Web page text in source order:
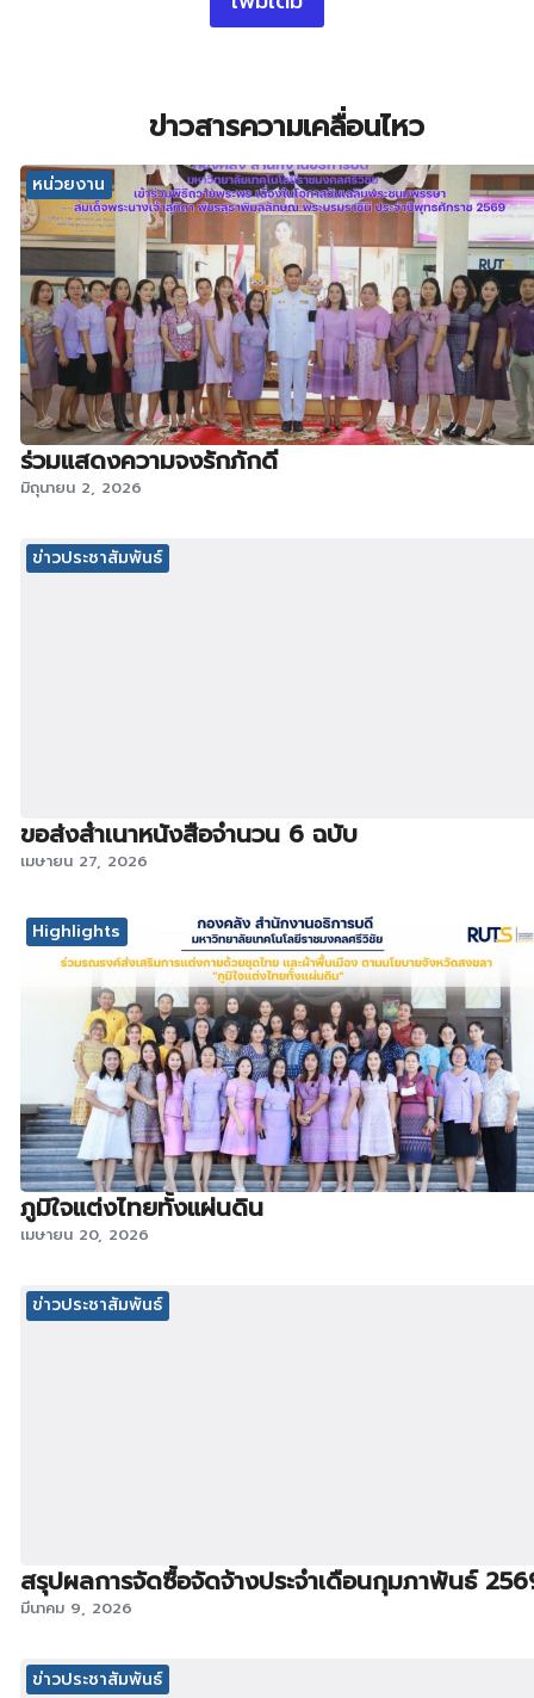
ข่าวสารความเคลื่อนไหว
หน่วยงาน
ร่วมแสดงความจงรักภักดี
มิถุนายน 2, 2026
ข่าวประชาสัมพันธ์
ขอส่งสำเนาหนังสือจำนวน 6 ฉบับ
เมษายน 27, 2026
Highlights
ภูมิใจแต่งไทยทั้งแผ่นดิน
เมษายน 20, 2026
ข่าวประชาสัมพันธ์
สรุปผลการจัดซื้อจัดจ้างประจำเดือนกุมภาพันธ์
มีนาคม 9, 2026
ข่าวประชาสัมพันธ์